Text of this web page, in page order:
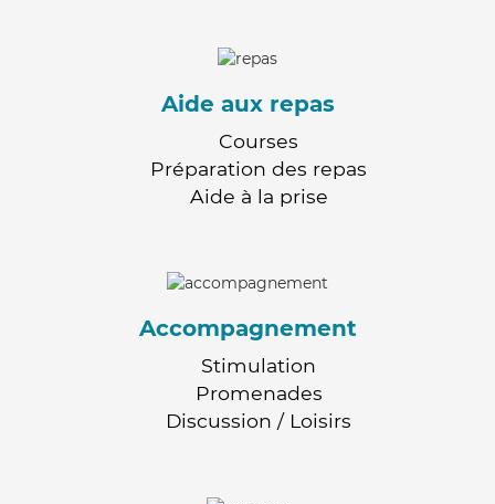
Aide aux repas
Courses
Préparation des repas
Aide à la prise
Accompagnement
Stimulation
Promenades
Discussion / Loisirs